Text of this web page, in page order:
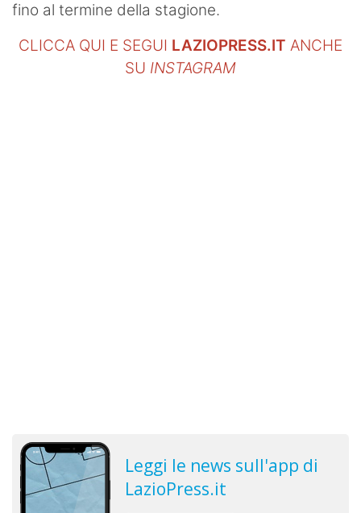
fino al termine della stagione.
CLICCA QUI E SEGUI LAZIOPRESS.IT ANCHE
SU INSTAGRAM